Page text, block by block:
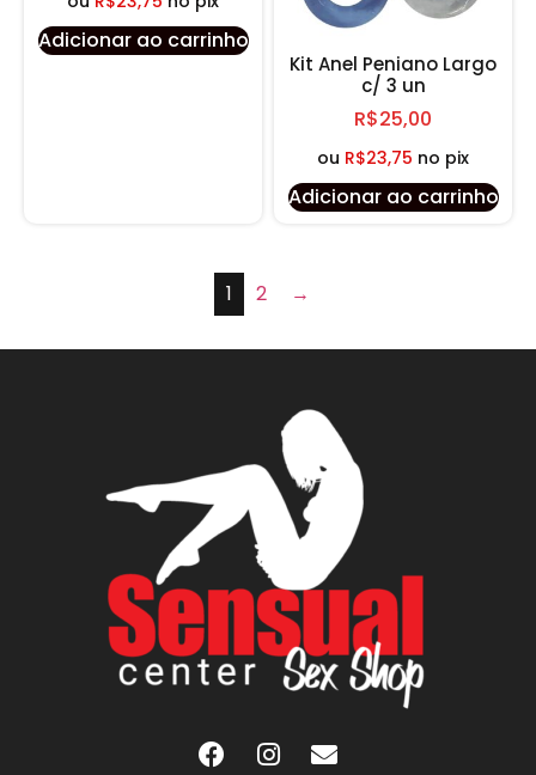
Adicionar ao carrinho
Kit Anel Peniano Largo
c/ 3 un
R$25,00
ou R$23,75 no pix
Adicionar ao carrinho
1 2 →